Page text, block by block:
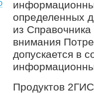
определенных
из
внимания
допускается в
Продуктов